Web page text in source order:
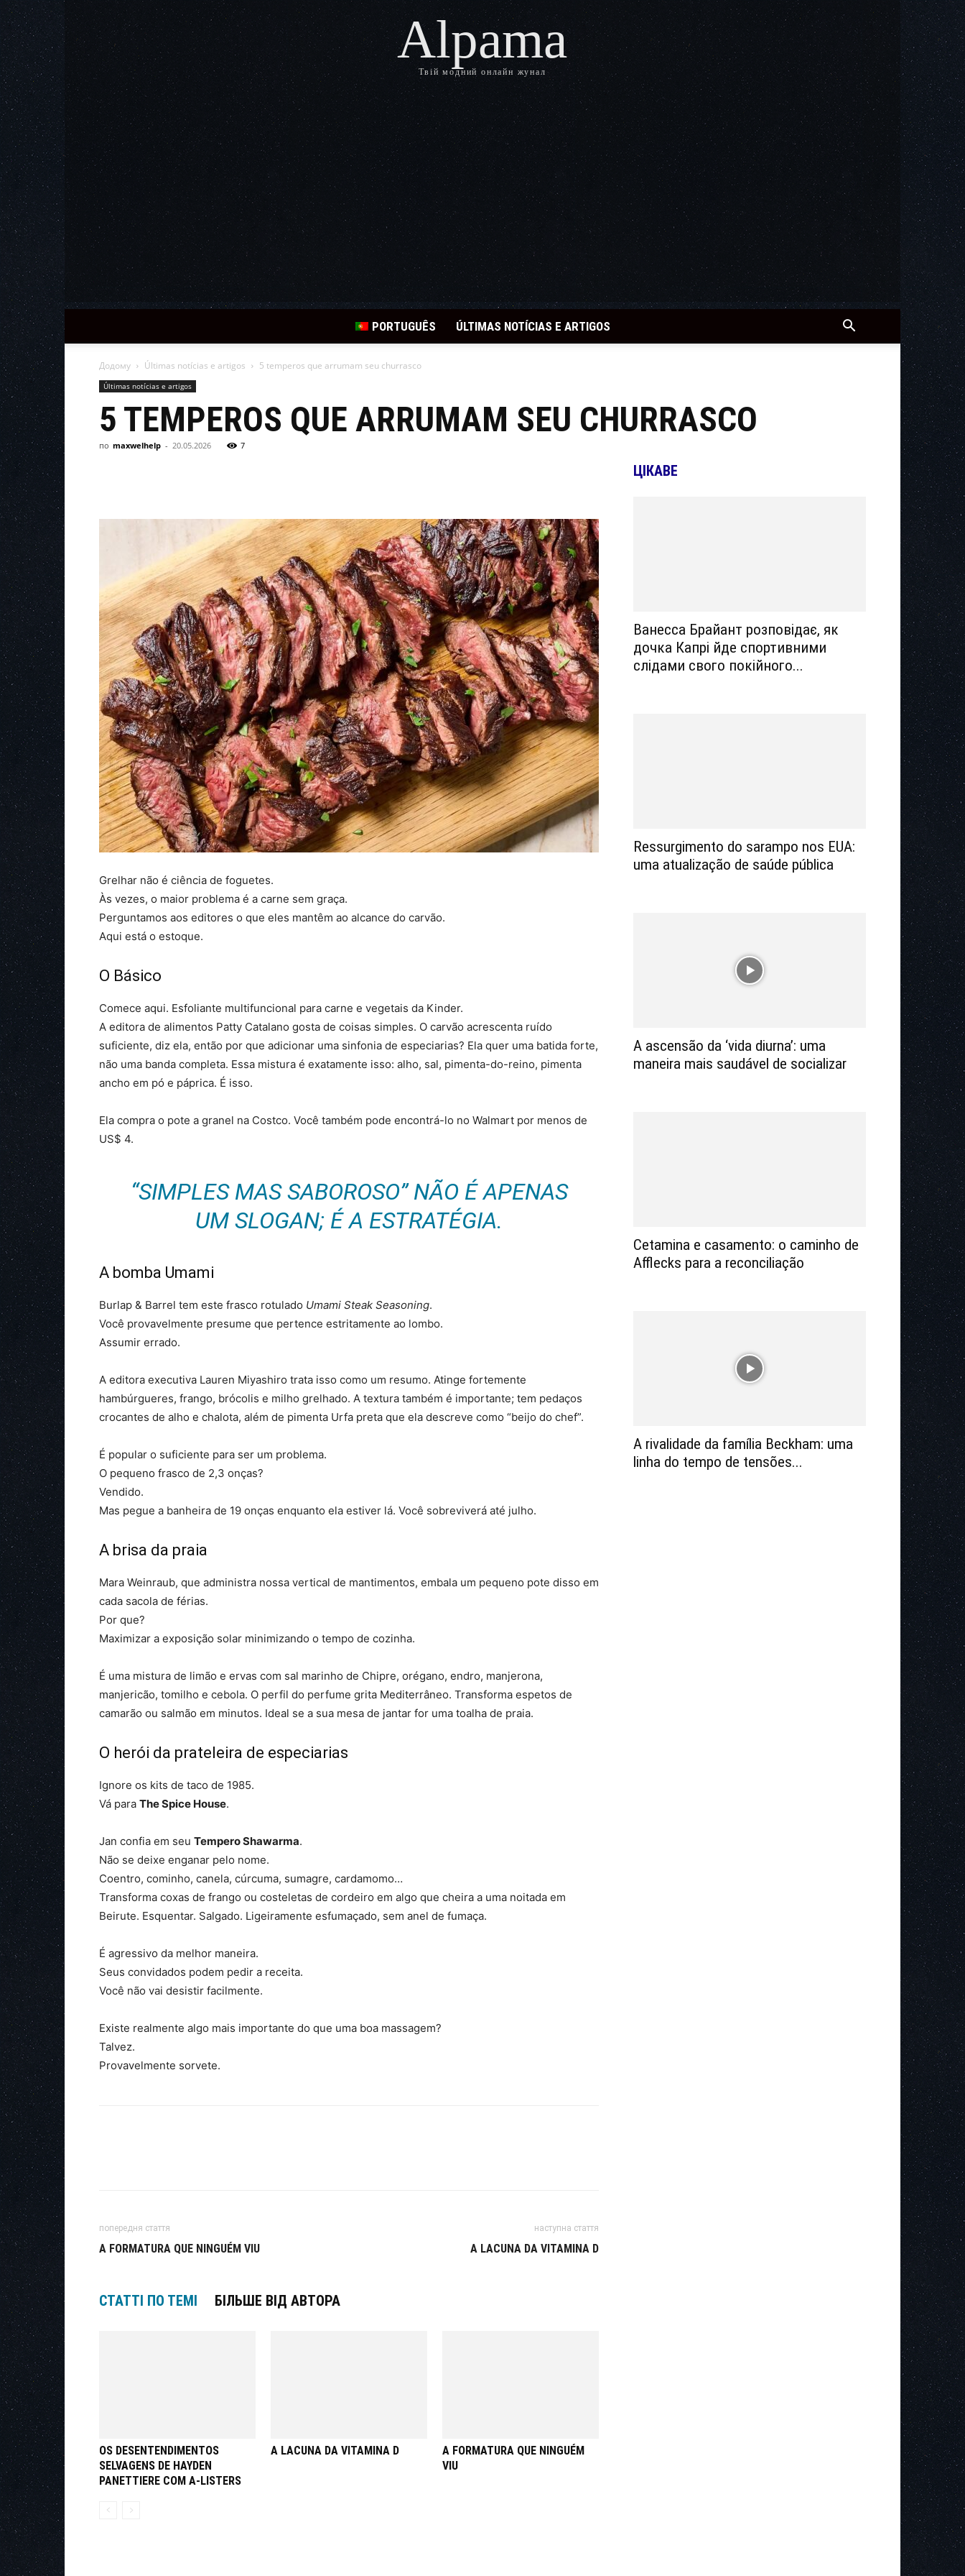
Alpama
Твій модний онлайн жунал
PORTUGUÊS ÚLTIMAS NOTÍCIAS E ARTIGOS
Додому Últimas notícias e artigos 5 temperos que arrumam seu churrasco
Últimas notícias e artigos
5 TEMPEROS QUE ARRUMAM SEU CHURRASCO
по maxwelhelp - 20.05.2026 7
Grelhar não é ciência de foguetes.
Às vezes, o maior problema é a carne sem graça.
Perguntamos aos editores o que eles mantêm ao alcance do carvão.
Aqui está o estoque.
O Básico
Comece aqui. Esfoliante multifuncional para carne e vegetais da Kinder.
A editora de alimentos Patty Catalano gosta de coisas simples. O carvão acrescenta ruído
suficiente, diz ela, então por que adicionar uma sinfonia de especiarias? Ela quer uma batida forte,
não uma banda completa. Essa mistura é exatamente isso: alho, sal, pimenta-do-reino, pimenta
ancho em pó e páprica. É isso.
Ela compra o pote a granel na Costco. Você também pode encontrá-lo no Walmart por menos de
US$ 4.
“SIMPLES MAS SABOROSO” NÃO É APENAS
UM SLOGAN; É A ESTRATÉGIA.
A bomba Umami
Burlap & Barrel tem este frasco rotulado Umami Steak Seasoning.
Você provavelmente presume que pertence estritamente ao lombo.
Assumir errado.
A editora executiva Lauren Miyashiro trata isso como um resumo. Atinge fortemente
hambúrgueres, frango, brócolis e milho grelhado. A textura também é importante; tem pedaços
crocantes de alho e chalota, além de pimenta Urfa preta que ela descreve como “beijo do chef”.
É popular o suficiente para ser um problema.
O pequeno frasco de 2,3 onças?
Vendido.
Mas pegue a banheira de 19 onças enquanto ela estiver lá. Você sobreviverá até julho.
A brisa da praia
Mara Weinraub, que administra nossa vertical de mantimentos, embala um pequeno pote disso em
cada sacola de férias.
Por que?
Maximizar a exposição solar minimizando o tempo de cozinha.
É uma mistura de limão e ervas com sal marinho de Chipre, orégano, endro, manjerona,
manjericão, tomilho e cebola. O perfil do perfume grita Mediterrâneo. Transforma espetos de
camarão ou salmão em minutos. Ideal se a sua mesa de jantar for uma toalha de praia.
O herói da prateleira de especiarias
Ignore os kits de taco de 1985.
Vá para The Spice House.
Jan confia em seu Tempero Shawarma.
Não se deixe enganar pelo nome.
Coentro, cominho, canela, cúrcuma, sumagre, cardamomo…
Transforma coxas de frango ou costeletas de cordeiro em algo que cheira a uma noitada em
Beirute. Esquentar. Salgado. Ligeiramente esfumaçado, sem anel de fumaça.
É agressivo da melhor maneira.
Seus convidados podem pedir a receita.
Você não vai desistir facilmente.
Existe realmente algo mais importante do que uma boa massagem?
Talvez.
Provavelmente sorvete.
попередня стаття
A FORMATURA QUE NINGUÉM VIU
наступна стаття
A LACUNA DA VITAMINA D
СТАТТІ ПО ТЕМІ БІЛЬШЕ ВІД АВТОРА
OS DESENTENDIMENTOS
SELVAGENS DE HAYDEN
PANETTIERE COM A-LISTERS
A LACUNA DA VITAMINA D
A FORMATURA QUE NINGUÉM
VIU
ЦІКАВЕ
Ванесса Брайант розповідає, як
дочка Капрі йде спортивними
слідами свого покійного...
Ressurgimento do sarampo nos EUA:
uma atualização de saúde pública
A ascensão da ‘vida diurna’: uma
maneira mais saudável de socializar
Cetamina e casamento: o caminho de
Afflecks para a reconciliação
A rivalidade da família Beckham: uma
linha do tempo de tensões...